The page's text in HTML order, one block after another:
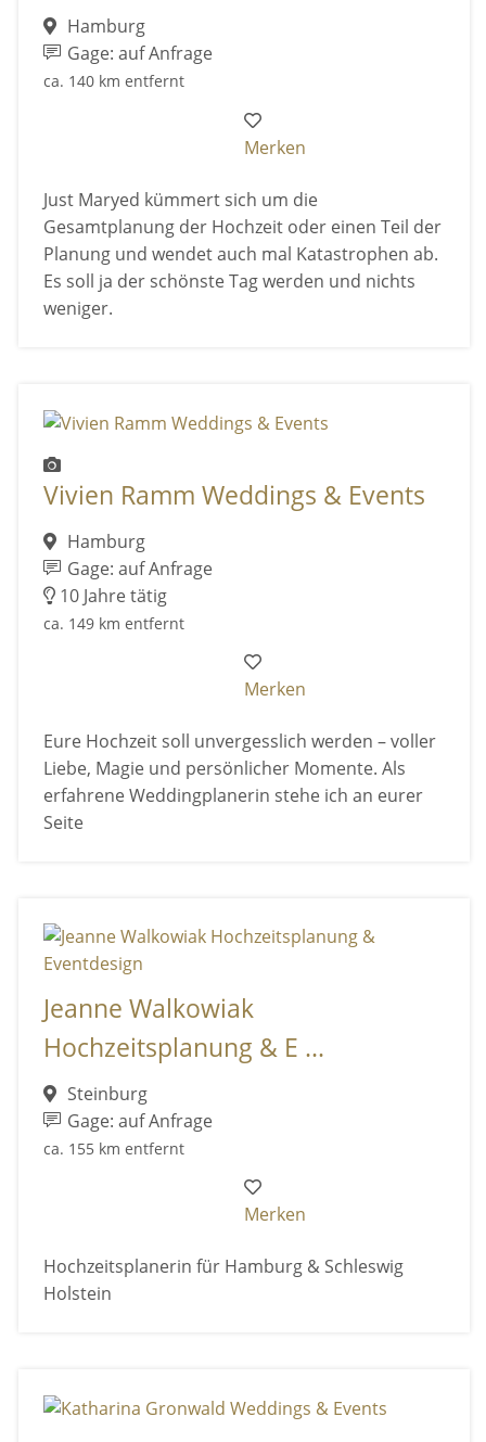
Hamburg
Gage: auf Anfrage
ca. 140 km entfernt
Merken
Just Maryed kümmert sich um die
Gesamtplanung der Hochzeit oder einen Teil der
Planung und wendet auch mal Katastrophen ab.
Es soll ja der schönste Tag werden und nichts
weniger.
Vivien Ramm Weddings & Events
Hamburg
Gage: auf Anfrage
10 Jahre tätig
ca. 149 km entfernt
Merken
Eure Hochzeit soll unvergesslich werden – voller
Liebe, Magie und persönlicher Momente. Als
erfahrene Weddingplanerin stehe ich an eurer
Seite
Jeanne Walkowiak
Hochzeitsplanung & E ...
Steinburg
Gage: auf Anfrage
ca. 155 km entfernt
Merken
Hochzeitsplanerin für Hamburg & Schleswig
Holstein